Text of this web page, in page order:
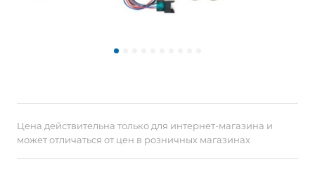
Цена действительна только для интернет-магазина и
может отличаться от цен в розничных магазинах